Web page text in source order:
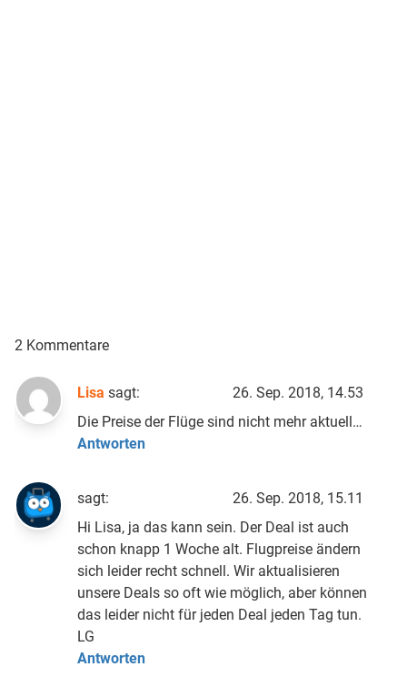
2 Kommentare
Lisa sagt:
26. Sep. 2018, 14.53
Die Preise der Flüge sind nicht mehr aktuell…
Antworten
sagt:
26. Sep. 2018, 15.11
Hi Lisa, ja das kann sein. Der Deal ist auch
schon knapp 1 Woche alt. Flugpreise ändern
sich leider recht schnell. Wir aktualisieren
unsere Deals so oft wie möglich, aber können
das leider nicht für jeden Deal jeden Tag tun.
LG
Antworten